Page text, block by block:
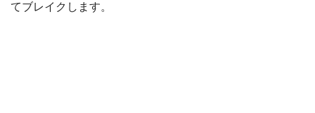
てブレイクします。